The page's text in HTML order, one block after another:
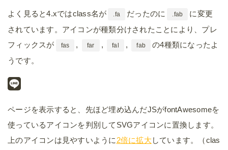
よく見ると4.xではclass名が .fa だったのに .fab
に変更
されています。アイコンが種類分けされたことにより、プレ
フィックスが
fas , far , fal , fab
の4種類になったよ
うです。
ページを表示すると、先ほど埋め込んだJSがfontAwesomeを
使っているアイコンを判別してSVGアイコンに置換します。
上のアイコンは見やすいように 2倍に拡大しています。（clas